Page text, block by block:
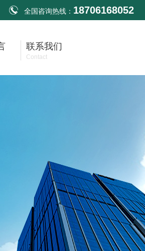
全国咨询热线： 18706168052
联系我们
Contact